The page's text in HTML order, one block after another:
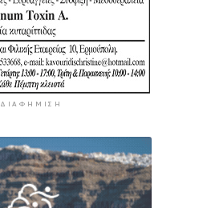
ΔΙΑΦΉΜΙΣΗ